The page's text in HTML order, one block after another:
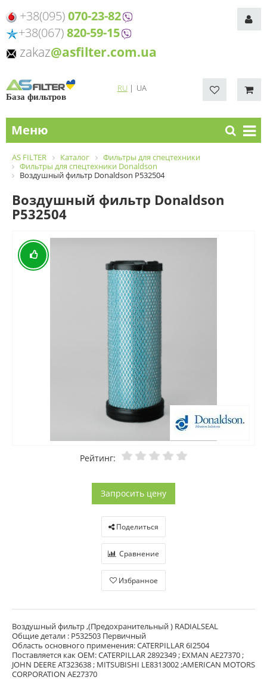
+38(095)070-23-82
+38(067)820-59-15
zakaz@asfilter.com.ua
База фильтров
RU| UA
Меню
AS FILTER Каталог
Фильтры для спецтехники
Фильтры для спецтехники Donaldson
Воздушный фильтр Donaldson P532504
Воздушный фильтр Donaldson
P532504
Рейтинг:
Запросить цену
Поделиться
Сравнение
Избранное
Воздушный фильтр ,(Предохранительный ) RADIALSEAL
Общие детали : P532503 Первичный
Область основного применения: CATERPILLAR 6I2504
Поставляется как OEM: CATERPILLAR 2892349 ; EXMAN AE27370 ;
JOHN DEERE AT323638 ; MITSUBISHI LE8313002 ;AMERICAN MOTORS
CORPORATION AE27370